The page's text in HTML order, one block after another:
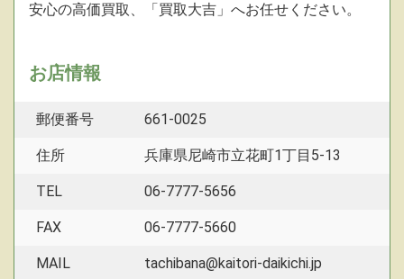
安心の高価買取、「買取大吉」へお任せください。
お店情報
郵便番号 661-0025
住所 兵庫県尼崎市立花町1丁目5-13
TEL 06-7777-5656
FAX 06-7777-5660
MAIL tachibana@kaitori-daikichi.jp